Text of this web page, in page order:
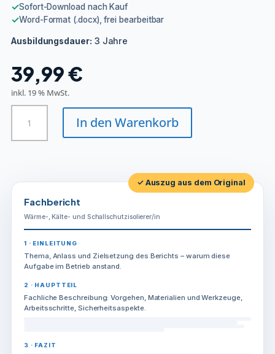
✓Sofort-Download nach Kauf
✓Word-Format (.docx), frei bearbeitbar
Ausbildungsdauer: 3 Jahre
39,99€
inkl. 19 % MwSt.
Kälte-
und
In den Warenkorb
✓ Auszug aus dem Original
Fachbericht
Wärme-, Kälte- und Schallschutzisolierer/in
1 · EINLEITUNG
Thema, Anlass und Zielsetzung des Berichts – warum diese
Aufgabe im Betrieb anstand.
2 · HAUPTTEIL
Fachliche Beschreibung: Vorgehen, Materialien und Werkzeuge,
Arbeitsschritte, Sicherheitsaspekte.
3 · FAZIT